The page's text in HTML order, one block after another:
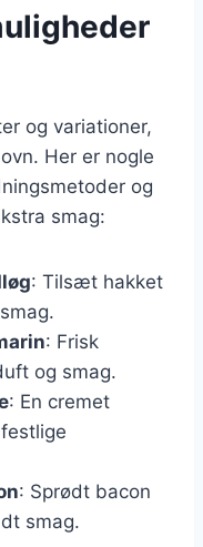
og variationer,
Her er nogle
og
smag:
: Tilsæt hakket
: Frisk
og smag.
: En cremet
: Sprødt bacon
smag.